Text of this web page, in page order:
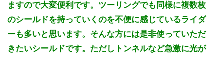
ますので大変便利です。ツーリングでも同様に複数枚
のシールドを持っていくのを不便に感じているライダ
ーも多いと思います。そんな方には是非使っていただ
きたいシールドです。ただしトンネルなど急激に光が